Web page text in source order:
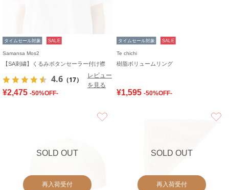
タイムセール対象 SALE
Samansa Mos2
【SA刺繍】くるみボタンセーラー付け襟
4.6 （17）
レビュー
を見る
¥2,475 -50%OFF-
タイムセール対象 SALE
Te chichi
樹脂ボリュームリング
¥1,595 -50%OFF-
SOLD OUT
再入荷受付
SOLD OUT
再入荷受付